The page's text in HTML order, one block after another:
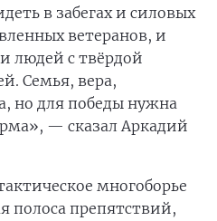
в забегах и силовых
ветеранов, и
людей с твёрдой
Семья, вера,
но для победы нужна
— сказал Аркадий
многоборье
препятствий,